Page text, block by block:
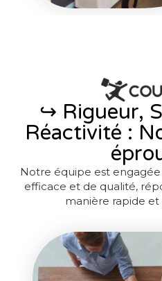
↪︎ Rigueur,
Réactivité :
Notre équipe est
efficace et de qualité,
manière rapide